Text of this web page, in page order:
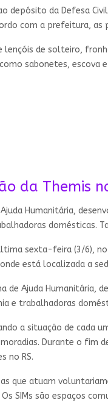
depósito da Defesa
com a prefeitura, as
lençóis de solteiro,
sabonetes,
da Themis
Humanitária,
domésticas.
sexta-feira (3/6),
está localizada a
de Ajuda Humanitária,
e trabalhadoras
a situação de cada
Durante o fim
no RS.
que atuam
SIMs são espaços